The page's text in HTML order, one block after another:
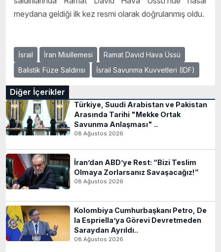
meydana geldiği ilk kez resmi olarak doğrulanmış oldu.
İsrail İran Misillemesi
Ramat David Hava Üssü
Balistik Füze Saldırısı
İsrail Savunma Kuvvetleri (IDF)
Diğer İçerikler
Türkiye, Suudi Arabistan ve Pakistan
Arasında Tarihi "Mekke Ortak
Savunma Anlaşması" ..
08 Ağustos 2026
İran’dan ABD’ye Rest: “Bizi Teslim
Olmaya Zorlarsanız Savaşacağız!”
08 Ağustos 2026
Kolombiya Cumhurbaşkanı Petro, De
la Espriella’ya Görevi Devretmeden
Saraydan Ayrıldı..
08 Ağustos 2026